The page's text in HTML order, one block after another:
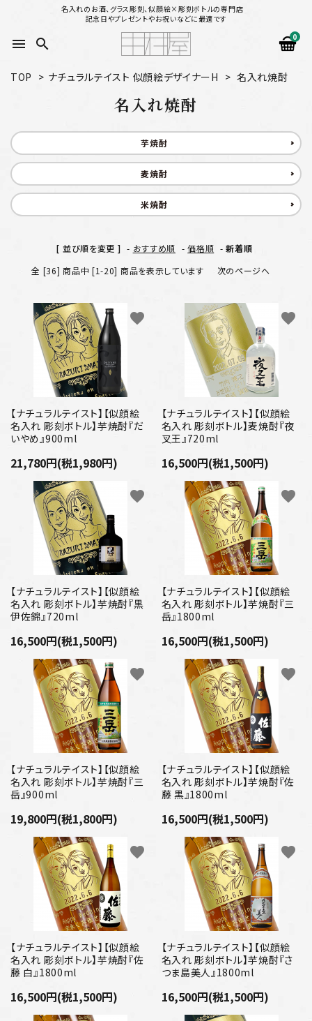
名入れのお酒、グラス彫刻、似顔絵×彫刻ボトルの専門店
記念日やプレゼントやお祝いなどに最適です
menu search 0
似顔絵から選ぶ
名入れ（縦書き）から選ぶ
名入れ（横書き）から選ぶ
お支払方法
プライバシーポリシー
特定商取引法について
お問い合わせ
TOP > ナチュラルテイスト 似顔絵デザイナーH > 名入れ焼酎
名入れ焼酎
芋焼酎
麦焼酎
米焼酎
[ 並び順を変更 ] - おすすめ順 -価格順 -新着順
全 [36] 商品中 [1-20] 商品を表示しています
次のページへ
【ナチュラルテイスト】【似顔絵
名入れ 彫刻ボトル】芋焼酎『だ
いやめ』900ml
21,780円(税1,980円)
favorite
【ナチュラルテイスト】【似顔絵
名入れ 彫刻ボトル】麦焼酎『夜
叉王』720ml
16,500円(税1,500円)
favorite
【ナチュラルテイスト】【似顔絵
名入れ 彫刻ボトル】芋焼酎『黒
伊佐錦』720ml
16,500円(税1,500円)
favorite
【ナチュラルテイスト】【似顔絵
名入れ 彫刻ボトル】芋焼酎『三
岳』1800ml
16,500円(税1,500円)
favorite
【ナチュラルテイスト】【似顔絵
名入れ 彫刻ボトル】芋焼酎『三
岳』900ml
19,800円(税1,800円)
favorite
【ナチュラルテイスト】【似顔絵
名入れ 彫刻ボトル】芋焼酎『佐
藤 黒』1800ml
16,500円(税1,500円)
favorite
【ナチュラルテイスト】【似顔絵
名入れ 彫刻ボトル】芋焼酎『佐
藤 白』1800ml
16,500円(税1,500円)
favorite
【ナチュラルテイスト】【似顔絵
名入れ 彫刻ボトル】芋焼酎『さ
つま島美人』1800ml
16,500円(税1,500円)
favorite